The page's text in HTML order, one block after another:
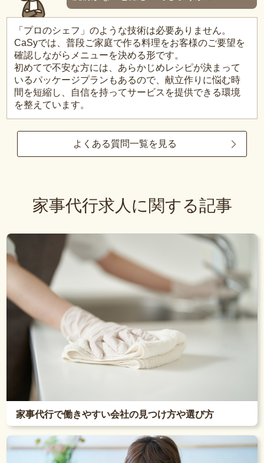
「プロのシェフ」のような技術は必要ありません。
CaSyでは、普段ご家庭で作る料理をお客様のご要望を
確認しながらメニューを決める形です。
初めてで不安な方には、あらかじめレシピが決まって
いるパッケージプランもあるので、献立作りに悩む時
間を短縮し、自信を持ってサービスを提供できる環境
を整えています。
よくある質問一覧を見る
家事代行求人に関する記事
家事代行で働きやすい会社の見つけ方や選び方